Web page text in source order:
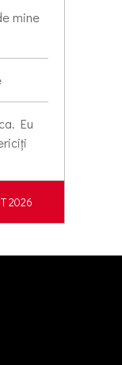
mine
Eu
2026